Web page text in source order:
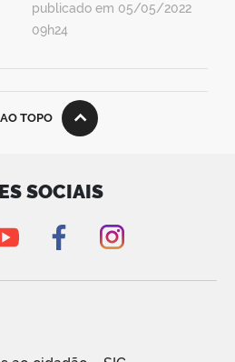
publicado em 05/05/2022
09h24
TOPO
SOCIAIS